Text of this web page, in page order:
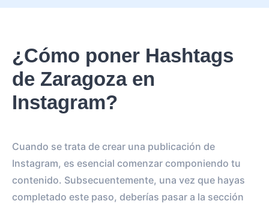
¿Cómo poner Hashtags
de Zaragoza en
Instagram?
Cuando se trata de crear una publicación de
Instagram, es esencial comenzar componiendo tu
contenido. Subsecuentemente, una vez que hayas
completado este paso, deberías pasar a la sección